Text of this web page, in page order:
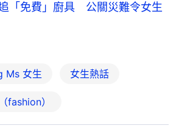
追「免費」廚具 公關災難令女生
Ms 女生 女生熱話
fashion）